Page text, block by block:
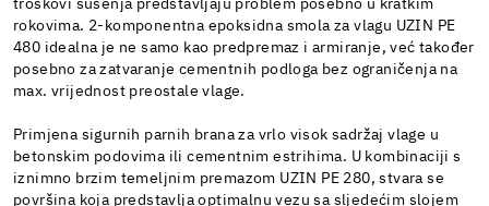
troškovi sušenja predstavljaju problem posebno u kratkim
rokovima. 2-komponentna epoksidna smola za vlagu UZIN PE
480 idealna je ne samo kao predpremaz i armiranje, već također
posebno za zatvaranje cementnih podloga bez ograničenja na
max. vrijednost preostale vlage.
Primjena sigurnih parnih brana za vrlo visok sadržaj vlage u
betonskim podovima ili cementnim estrihima. U kombinaciji s
iznimno brzim temeljnim premazom UZIN PE 280, stvara se
površina koja predstavlja optimalnu vezu sa sljedećim slojem